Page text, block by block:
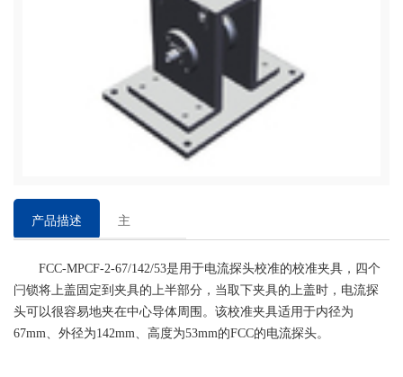
产品描述
主
特
点
FCC-MPCF-2-67/142/53是用于电流探头校准的校准夹具，四个
闩锁将上盖固定到夹具的上半部分，当取下夹具的上盖时，电流探
头可以很容易地夹在中心导体周围。该校准夹具适用于内径为
67mm、外径为142mm、高度为53mm的FCC的电流探头。